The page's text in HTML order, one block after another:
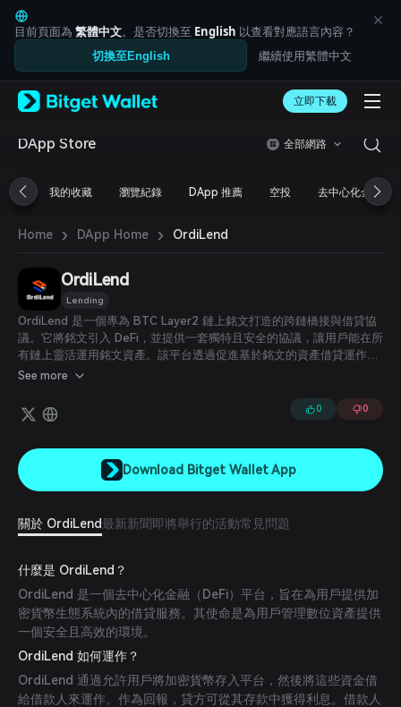
English
日本語
Tiếng Việt
Русский
Español (Latinoamérica)
Türkçe
Français
简体中文
繁體中文
Bahasa Indonesia
ภาษาไทย
العربية
বাংলা
Español
Português (Brasil)
Español (Argentina)
目前頁面為 繁體中文。是否切換至 English 以查看對應語言內容？
切換至English 繼續使用繁體中文
立即下載
DApp Store 全部網路
我的收藏 瀏覽紀錄 DApp 推薦 空投 去中心化金融
Home › DApp Home › OrdiLend
OrdiLend
Lending
OrdiLend 是一個專為 BTC Layer2 鏈上銘文打造的跨鏈橋接與借貸協
議。它將銘文引入 DeFi，並提供一套獨特且安全的協議，讓用戶能在所
有鏈上靈活運用銘文資產。該平台透過促進基於銘文的資產借貸運作，
用戶若擁有銘文，便能將其投入運作，通過出借賺取被動收入；而借款
性與流動性。
See more
0 0
Download Bitget Wallet App
關於 OrdiLend最新新聞 即將舉行的活動常見問題
什麼是 OrdiLend？
OrdiLend 是一個去中心化金融（DeFi）平台，旨在為用戶提供加
密貨幣生態系統內的借貸服務。其使命是為用戶管理數位資產提供
一個安全且高效的環境。
OrdiLend 如何運作？
OrdiLend 通過允許用戶將加密貨幣存入平台，然後將這些資金借
給借款人來運作。作為回報，貸方可從其存款中獲得利息。借款人